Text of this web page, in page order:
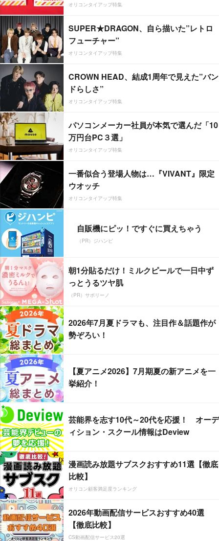
オリコンタイアップ特集
SUPER★DRAGON、自ら描いた”レトロ
フューチャー”
オリコンタイアップ特集
CROWN HEAD、結成1周年で見えた”バン
ドらしさ”
オリコンタイアップ特集
パソコンメーカー社員が本気で選んだ「10
万円台PC３選」
オリコンタイアップ特集
一番似合う登場人物は…『VIVANT』限定
ウオッチ
オリコンタイアップ特集
自販機にピッ！ですぐに買えちゃう
（PR）ジハンピ
朝1分貼るだけ！ミルクピールで一日中ず
っとうるツヤ肌
（PR）サボリーノ
2026年7月夏ドラマも、注目作＆話題作が
勢ぞろい！
【夏アニメ2026】7月期夏の新アニメを一
挙紹介！
芸能界を志す10代～20代を応援！ オーデ
ィション・スクール情報はDeview
漫画読み放題サブスクおすすめ11選【徹底
比較】
オリコン顧客満足度ランキング
2026年動画配信サービスおすすめ40選
【徹底比較】
CS動画配信サービス20選